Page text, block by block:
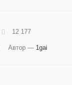
12 177
Автор — 1gai